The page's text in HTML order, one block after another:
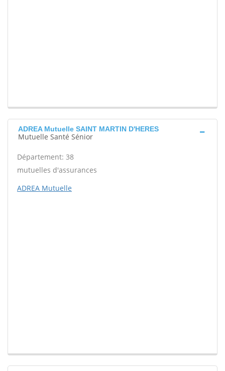
ADREA Mutuelle SAINT MARTIN D'HERES
Mutuelle Santé Sénior
Département: 38
mutuelles d'assurances
ADREA Mutuelle